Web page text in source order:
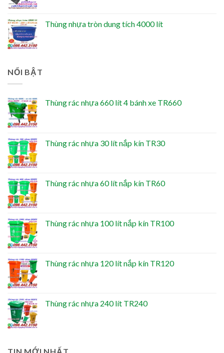
Thùng nhựa tròn dung tích 4000 lít
NỔI BẬT
Thùng rác nhựa 660 lít 4 bánh xe TR660
Thùng rác nhựa 30 lít nắp kín TR30
Thùng rác nhựa 60 lít nắp kín TR60
Thùng rác nhựa 100 lít nắp kín TR100
Thùng rác nhựa 120 lít nắp kín TR120
Thùng rác nhựa 240 lít TR240